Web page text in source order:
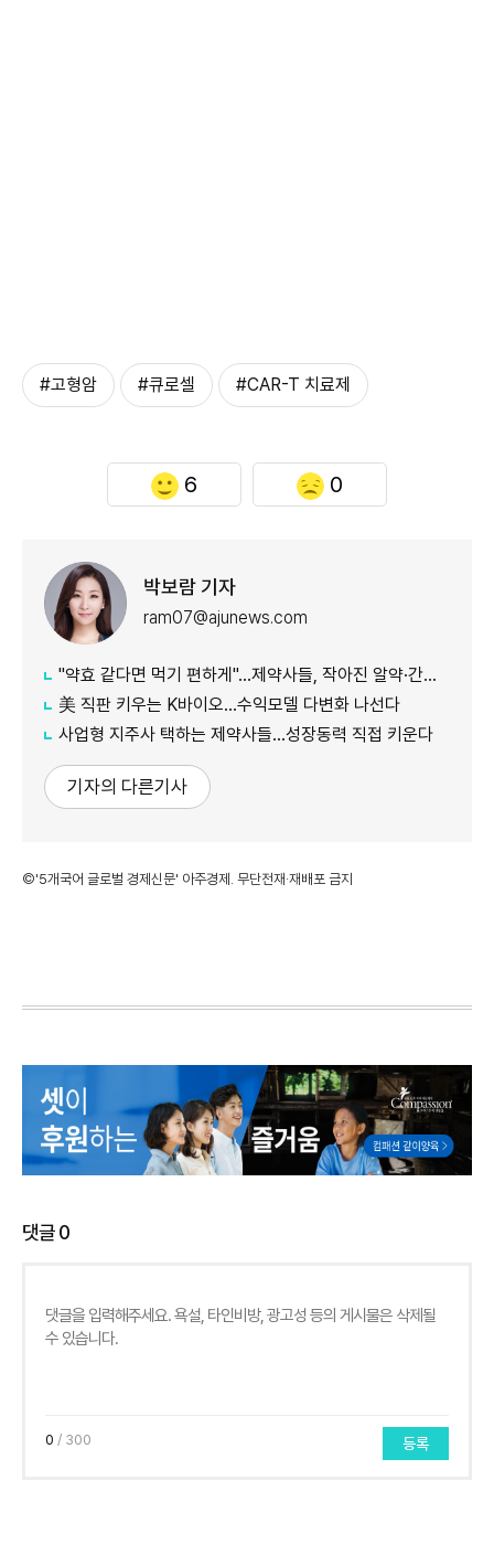
#고형암 #큐로셀 #CAR-T 치료제
6 0
박보람 기자
ram07@ajunews.com
"약효 같다면 먹기 편하게"…제약사들, 작아진 알약·간편 복용 승부
美 직판 키우는 K바이오…수익모델 다변화 나선다
사업형 지주사 택하는 제약사들…성장동력 직접 키운다
기자의 다른기사
©'5개국어 글로벌 경제신문' 아주경제. 무단전재·재배포 금지
댓글0
0 / 300 등록